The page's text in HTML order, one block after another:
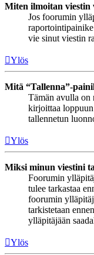
Miten ilmoitan viestin
Jos foorumin
vie sinut viestin
Ylös
Mitä “Tallenna”-
Tämän avulla on
kirjoittaa
tallennetun
Ylös
Miksi minun viestini
Foorumin
tulee tarkastaa
foorumin
tarkistetaan
ylläpitäjään
Ylös